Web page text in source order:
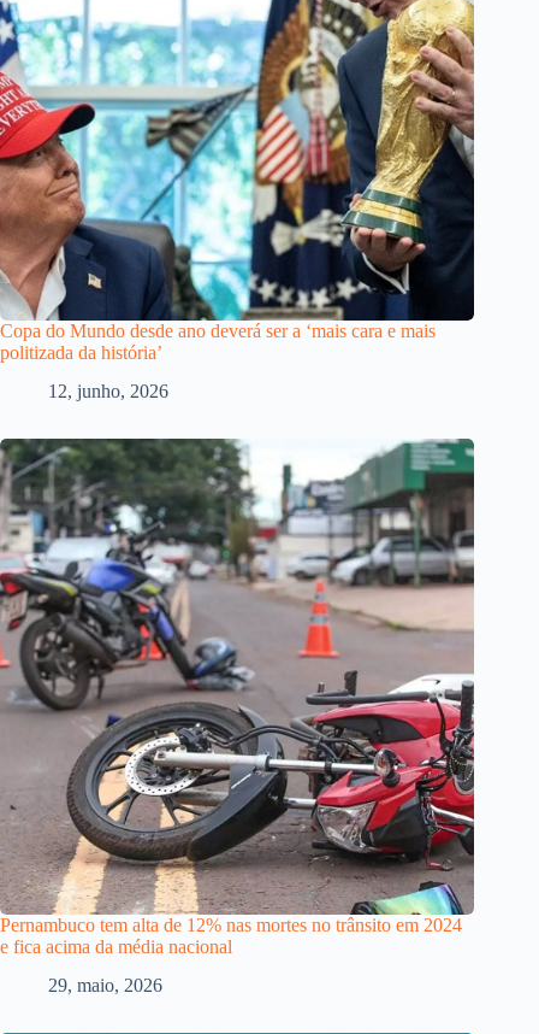
Copa do Mundo desde ano deverá ser a ‘mais cara e mais
politizada da história’
12, junho, 2026
Pernambuco tem alta de 12% nas mortes no trânsito em 2024
e fica acima da média nacional
29, maio, 2026